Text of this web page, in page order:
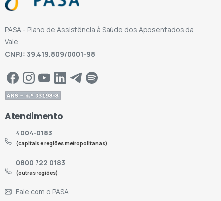
PASA - Plano de Assistência à Saúde dos Aposentados da
Vale
CNPJ: 39.419.809/0001-98
Atendimento
4004-0183
(capitais e regiões metropolitanas)
0800 722 0183
(outras regiões)
Fale com o PASA